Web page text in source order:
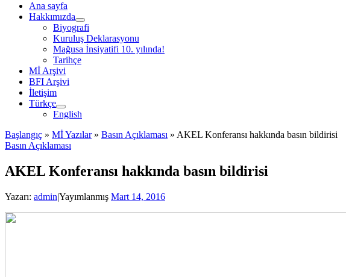
Ana sayfa
Hakkımızda
Biyografi
Kuruluş Deklarasyonu
Mağusa İnsiyatifi 10. yılında!
Tarihçe
Mİ Arşivi
BFI Arşivi
İletişim
Türkçe
English
Başlangıç » Mİ Yazılar » Basın Açıklaması » AKEL Konferansı hakkında basın bildirisi
Basın Açıklaması
AKEL Konferansı hakkında basın bildirisi
Yazarı: admin|Yayımlanmış Mart 14, 2016